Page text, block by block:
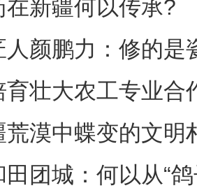
乡故事 | 创业者青年古丽
在新疆何以传承?
颜鹏力：修的是
育壮大农工专业合
荒漠中蝶变的文明
田团城：何以从“